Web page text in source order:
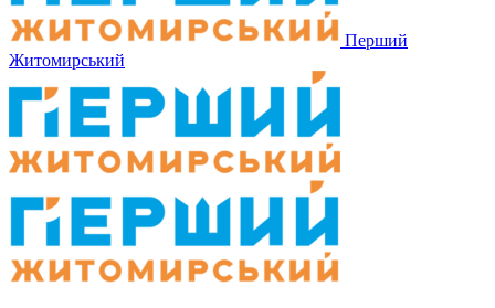
Перший
Житомирський